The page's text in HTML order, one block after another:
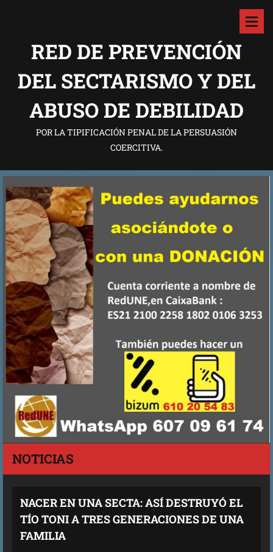
RED DE PREVENCIÓN
DEL SECTARISMO Y DEL
ABUSO DE DEBILIDAD
POR LA TIPIFICACIÓN PENAL DE LA PERSUASIÓN
COERCITIVA.
NOTICIAS
NACER EN UNA SECTA: ASÍ DESTRUYÓ EL
TÍO TONI A TRES GENERACIONES DE UNA
FAMILIA